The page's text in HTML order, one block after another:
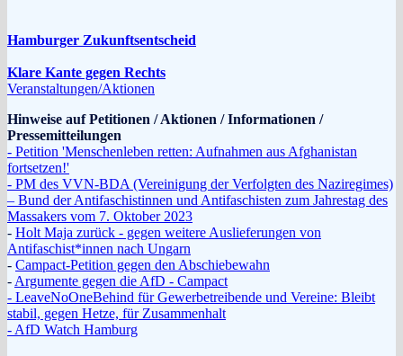
Hamburger Zukunftsentscheid
Klare Kante gegen Rechts
Veranstaltungen/Aktionen
Hinweise auf Petitionen / Aktionen / Informationen /
Pressemitteilungen
- Petition 'Menschenleben retten: Aufnahmen aus Afghanistan
fortsetzen!'
- PM des VVN-BDA (Vereinigung der Verfolgten des Naziregimes)
– Bund der Antifaschistinnen und Antifaschisten zum Jahrestag des
Massakers vom 7. Oktober 2023
- Holt Maja zurück - gegen weitere Auslieferungen von
Antifaschist*innen nach Ungarn
- Campact-Petition gegen den Abschiebewahn
- Argumente gegen die AfD - Campact
- LeaveNoOneBehind für Gewerbetreibende und Vereine: Bleibt
stabil, gegen Hetze, für Zusammenhalt
- AfD Watch Hamburg